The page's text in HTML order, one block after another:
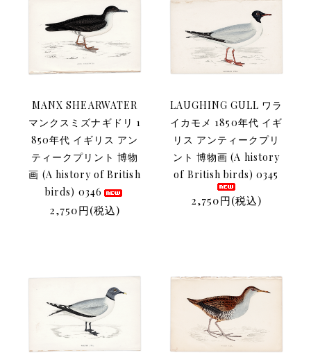
MANX SHEARWATER
マンクスミズナギドリ 1
850年代 イギリス アン
ティークプリント 博物
画 (A history of British
birds) 0346
2,750円(税込)
LAUGHING GULL ワラ
イカモメ 1850年代 イギ
リス アンティークプリ
ント 博物画 (A history
of British birds) 0345
2,750円(税込)